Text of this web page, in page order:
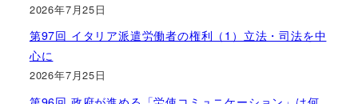
2026年7月25日
第97回 イタリア派遣労働者の権利（1）立法・司法を中
心に
2026年7月25日